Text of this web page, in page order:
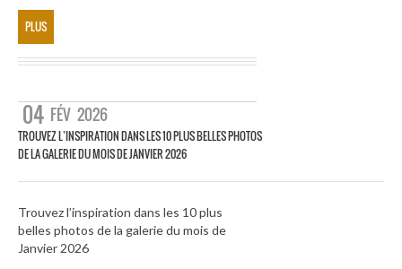
PLUS
04 FÉV 2026
TROUVEZ L’INSPIRATION DANS LES 10 PLUS BELLES PHOTOS
DE LA GALERIE DU MOIS DE JANVIER 2026
Trouvez l’inspiration dans les 10 plus
belles photos de la galerie du mois de
Janvier 2026